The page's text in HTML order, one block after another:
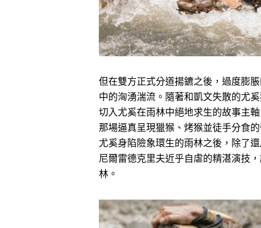
但在雙方正式分道揚鑣之後，過度膨
中的洶湧湍流。隨著和凱文失散的尤
切入尤奚在雨林中絕地求生的故事主
那場逼真呈現獵猴、烤猴並徒手分食
尤奚身陷險象環生的雨林之後，除了
尼爾雷德克里夫近乎自虐的精湛演技
林。